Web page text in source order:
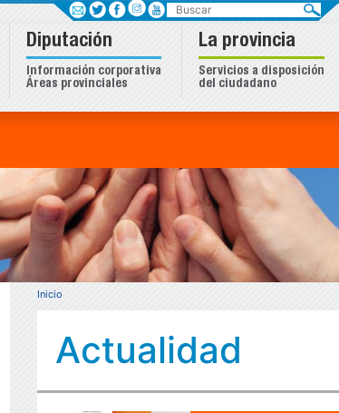
Buscar
Diputación
Información corporativa
Áreas provinciales
La provincia
Servicios a disposición
del ciudadano
Inicio
Actualidad